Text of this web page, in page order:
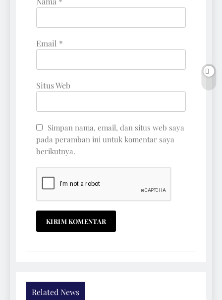
Email *
Situs Web
Simpan nama, email, dan situs web saya
pada peramban ini untuk komentar saya
berikutnya.
Related News